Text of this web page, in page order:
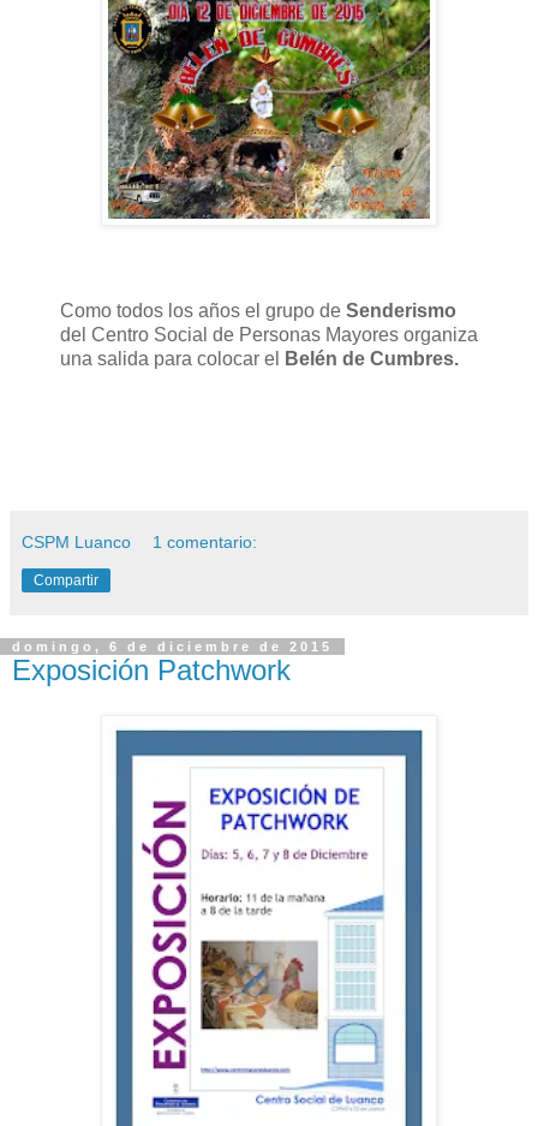
Como todos los años el grupo de Senderismo
del Centro Social de Personas Mayores organiza
una salida para colocar el
Belén de Cumbres.
CSPM Luanco 1 comentario:
Compartir
domingo, 6 de diciembre de 2015
Exposición Patchwork